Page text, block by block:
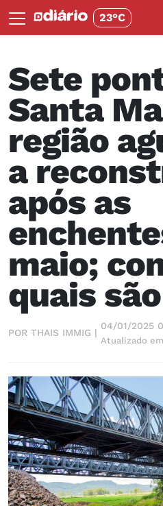
23°C
Sete
Santa
região
a
após as
maio;
quais são
POR THAIS IMMIG |
04/01/2025
Atualizado